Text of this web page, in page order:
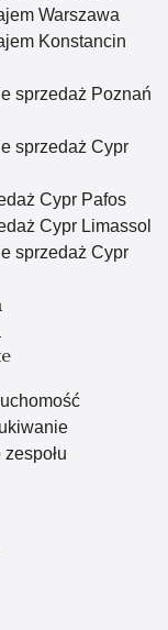
Warszawa
Konstancin
sprzedaż Poznań
sprzedaż Cypr
Cypr Pafos
Cypr Limassol
sprzedaż Cypr
zespołu